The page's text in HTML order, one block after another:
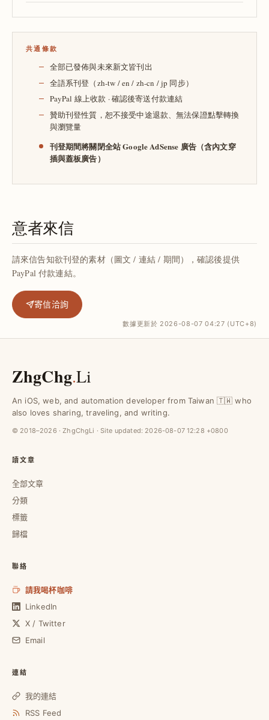
共通條款
全部已發佈與未來新文皆刊出
全語系刊登（zh-tw / en / zh-cn / jp 同步）
PayPal 線上收款 · 確認後寄送付款連結
贊助刊登性質，恕不接受中途退款、無法保證點擊轉換
與瀏覽量
刊登期間將關閉全站 Google AdSense 廣告（含內文穿
插與蓋板廣告）
意者來信
請來信告知欲刊登的素材（圖文 / 連結 / 期間），確認後提供
PayPal 付款連結。
寄信洽詢
數據更新於 2026-08-07 04:27 (UTC+8)
ZhgChg.Li
An iOS, web, and automation developer from Taiwan 🇹🇼 who
also loves sharing, traveling, and writing.
© 2018–2026 · ZhgChgLi · Site updated: 2026-08-07 12:28 +0800
讀文章
全部文章
分類
標籤
歸檔
聯絡
請我喝杯咖啡
LinkedIn
X / Twitter
Email
連結
我的連結
RSS Feed